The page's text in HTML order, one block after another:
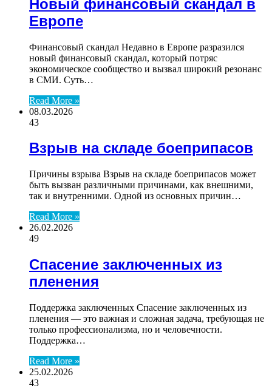
Новый финансовый скандал в
Европе
Финансовый скандал Недавно в Европе разразился
новый финансовый скандал, который потряс
экономическое сообщество и вызвал широкий резонанс
в СМИ. Суть…
Read More »
08.03.2026
43
Взрыв на складе боеприпасов
Причины взрыва Взрыв на складе боеприпасов может
быть вызван различными причинами, как внешними,
так и внутренними. Одной из основных причин…
Read More »
26.02.2026
49
Спасение заключенных из
пленения
Поддержка заключенных Спасение заключенных из
пленения — это важная и сложная задача, требующая не
только профессионализма, но и человечности.
Поддержка…
Read More »
25.02.2026
43